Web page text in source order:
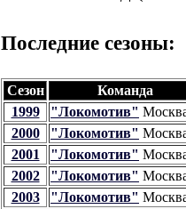
Последние сезоны:
Сезон
Команда
1999
"Локомотив"
2000
"Локомотив"
2001
"Локомотив"
2002
"Локомотив"
2003
"Локомотив"